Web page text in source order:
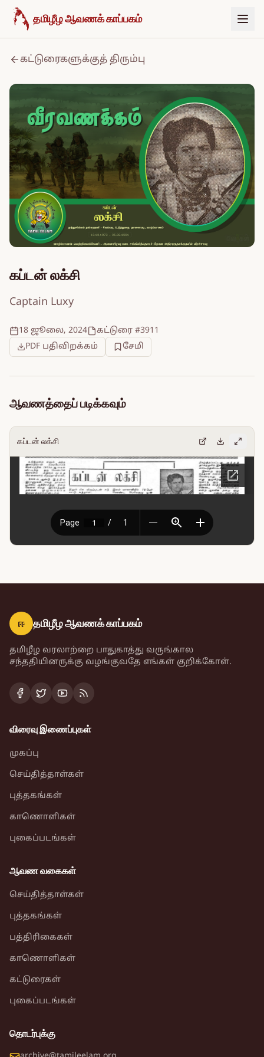
உள்ளடக்கத்திற்குச் செல்க
தமிழீழ ஆவணக் காப்பகம்
கட்டுரைகளுக்குத் திரும்பு
கப்டன் லக்சி
Captain Luxy
18 ஜூலை, 2024
கட்டுரை #3911
PDF பதிவிறக்கம்
சேமி
ஆவணத்தைப் படிக்கவும்
கப்டன் லக்சி
ஈ தமிழீழ ஆவணக் காப்பகம்
தமிழீழ வரலாற்றை பாதுகாத்து வருங்கால
சந்ததியினருக்கு வழங்குவதே எங்கள் குறிக்கோள்.
விரைவு இணைப்புகள்
முகப்பு
செய்தித்தாள்கள்
புத்தகங்கள்
காணொளிகள்
புகைப்படங்கள்
ஆவண வகைகள்
செய்தித்தாள்கள்
புத்தகங்கள்
பத்திரிகைகள்
காணொளிகள்
கட்டுரைகள்
புகைப்படங்கள்
தொடர்புக்கு